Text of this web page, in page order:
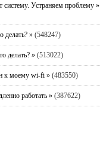
систему. Устраняем проблему »
делать? »(548247)
делать? »(513022)
к моему wi-fi »(483550)
работать »(387622)